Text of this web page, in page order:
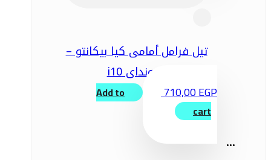
تيل فرامل أمامى كيا بيكانتو –
هيونداى i10
710,00EGP
Add to
cart
...